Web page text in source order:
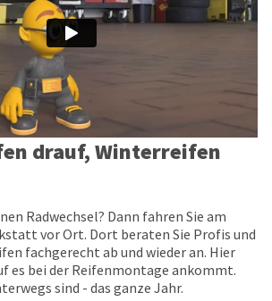
drauf, Winterreifen
Radwechsel? Dann fahren Sie am
vor Ort. Dort beraten Sie Profis und
fachgerecht ab und wieder an. Hier
es bei der Reifenmontage ankommt.
sind - das ganze Jahr.